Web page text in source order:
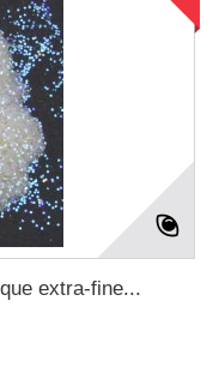
extra-fine...